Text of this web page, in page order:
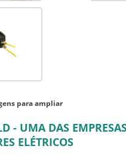
para ampliar
- UMA DAS
ELÉTRICOS